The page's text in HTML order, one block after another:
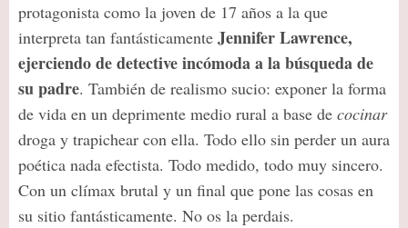
protagonista como la joven de 17 años a la que
interpreta tan fantásticamente Jennifer Lawrence,
ejerciendo de detective incómoda a la búsqueda de
su padre. También de realismo sucio: exponer la forma
de vida en un deprimente medio rural a base de cocinar
droga y trapichear con ella. Todo ello sin perder un aura
poética nada efectista. Todo medido, todo muy sincero.
Con un clímax brutal y un final que pone las cosas en
su sitio fantásticamente. No os la perdais.